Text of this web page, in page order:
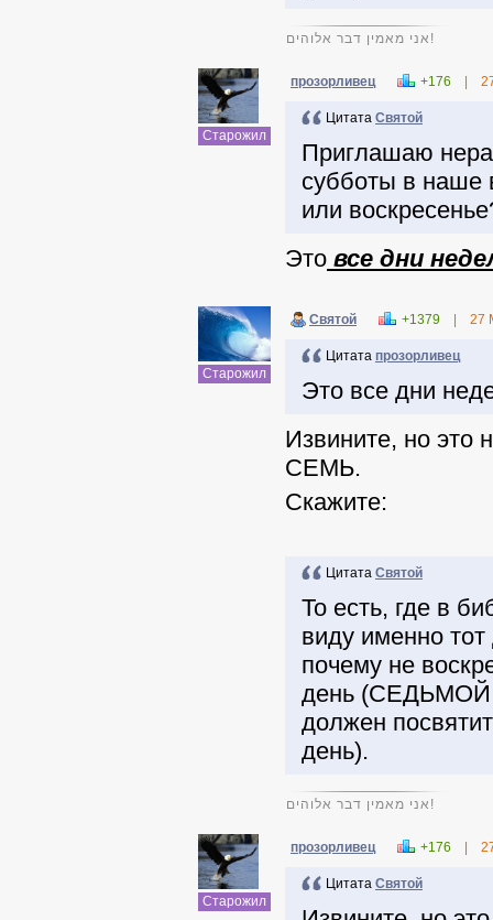
אני מאמין דבר אלוהים!
Старожил
прозорливец +176
Цитата Святой
Приглашаю
субботы в наше
или
Это все дни
Старожил
Святой +1379 27
Цитата прозорливец
Это все дни
Извините, но это
СЕМЬ.
Скажите:
Цитата Святой
То есть, где в
виду именно
почему не
день (СЕДЬМОЙ
должен
день).
אני מאמין דבר אלוהים!
Старожил
прозорливец +176
Цитата Святой